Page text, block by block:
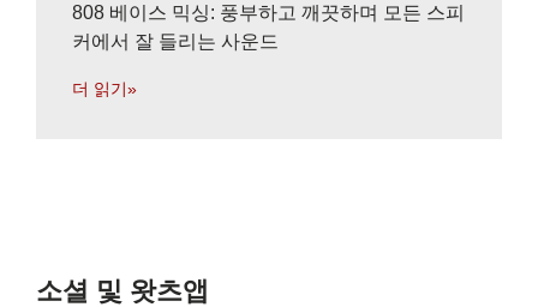
808 베이스 믹싱: 풍부하고 깨끗하며 모든 스피
커에서 잘 들리는 사운드
더 읽기»
소셜 및 왓츠앱